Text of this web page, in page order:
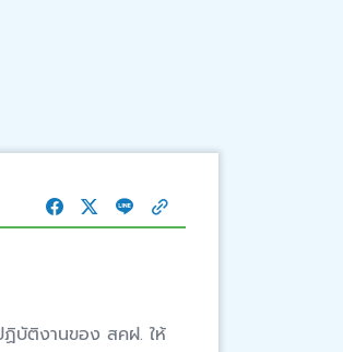
ฏิบัติงานของ สคฝ. ให้